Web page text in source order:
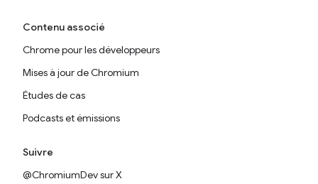
Contenu associé
Chrome pour les développeurs
Mises à jour de Chromium
Études de cas
Podcasts et émissions
Suivre
@ChromiumDev sur X